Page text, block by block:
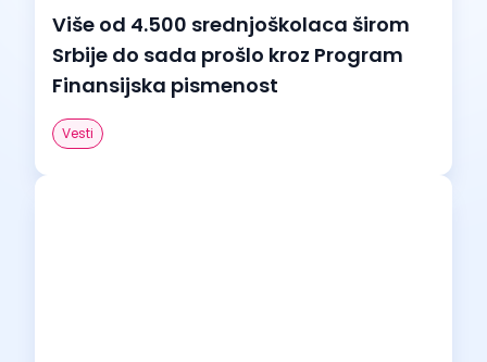
Više od 4.500 srednjoškolaca širom
Srbije do sada prošlo kroz Program
Finansijska pismenost
Vesti